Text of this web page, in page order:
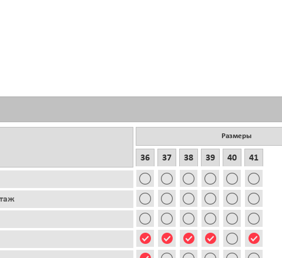
Размеры
36 37 38 39 40 41